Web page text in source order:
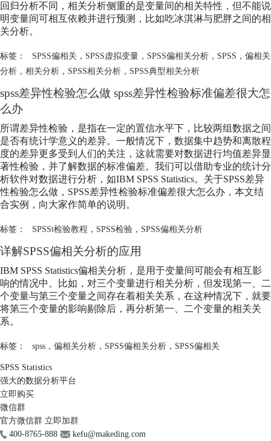
回归分析不同，相关分析侧重的是变量间的相关特性，但不能说
明变量间可相互依赖并进行预测，比如吃冰淇淋与肥胖之间的相
关分析。
标签： SPSS偏相关， SPSS虚拟变量， SPSS偏相关分析， SPSS ， 偏相关
分析 ， 相关分析 ， SPSS相关分析 ， SPSS典型相关分析
spss差异性检验怎么做 spss差异性检验标准偏差很大怎
么办
所谓差异性检验，是指在一定的置信水平下，比较两组数据之间
是否有统计学意义的差异。一般情况下，数据集中趋势和离散程
度的差异更多受到人们的关注，这就需要对数据进行均值差异显
著性检验，并了解数据的标准偏差。我们可以借助专业的统计分
析软件对数据进行分析，如IBM SPSS Statistics。关于SPSS差异
性检验怎么做，SPSS差异性检验标准偏差很大怎么办，本文结
合实例，向大家作简单的说明。
标签： SPSSt检验教程 ， SPSS检验， SPSS偏相关分析
详解SPSS偏相关分析的应用
IBM SPSS Statistics偏相关分析，是用于变量间可能会有相互影
响的情况中。比如，对三个变量进行相关分析，但发现第一、二
个变量与第三个变量之间存在着相关关系，在这种情况下，就要
将第三个变量的影响剔除后，再分析第一、二个变量的相关关
系。
标签： spss， 偏相关分析， SPSS偏相关分析， SPSS偏相关
SPSS Statistics
强大的数据分析平台
立即购买
微信群
官方微信群 立即加群
400-8765-888
kefu@makeding.com